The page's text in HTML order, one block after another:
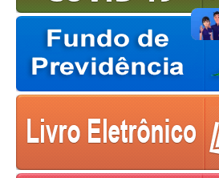
Cookies Policy